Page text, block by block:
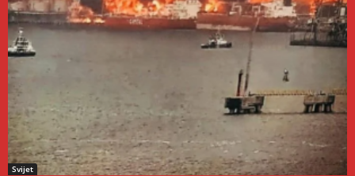
Svijet